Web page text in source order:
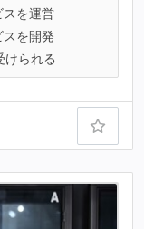
スを運営
スを開発
けられる